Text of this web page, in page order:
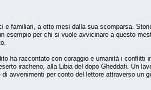
familiari, a otto mesi dalla sua scomparsa.
per chi si vuole avvicinare a questo
ha raccontato con coraggio e umanità i conflitti
iracheno, alla Libia del dopo Gheddafi. Un
avvenimenti per conto del lettore attraverso un